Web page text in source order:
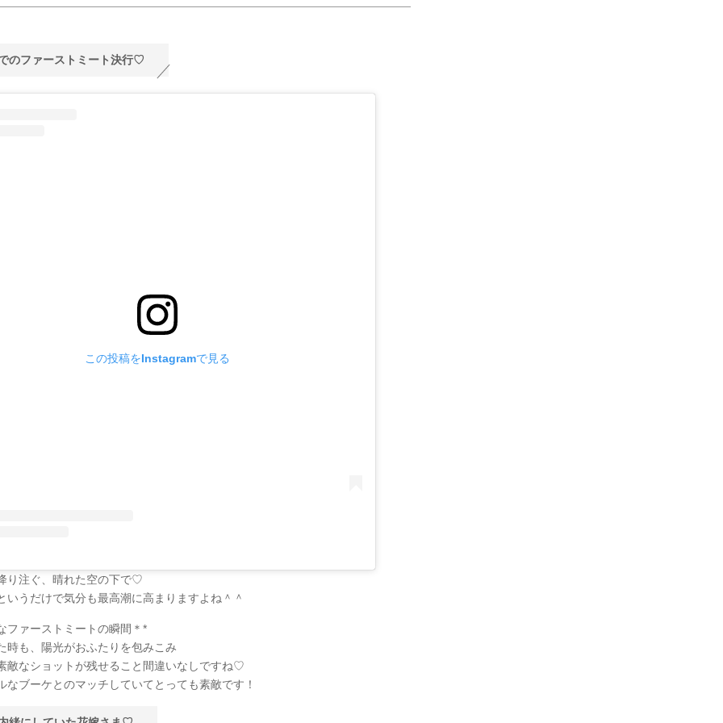
のファーストミート決行♡
この投稿をInstagramで見る
り注ぐ、晴れた空の下で♡
いうだけで気分も最高潮に高まりますよね＾＾
ファーストミートの瞬間＊*
時も、陽光がおふたりを包みこみ
敵なショットが残せること間違いなしですね♡
なブーケとのマッチしていてとっても素敵です！